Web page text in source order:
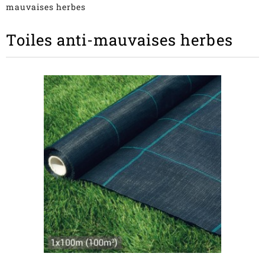
mauvaises herbes
Toiles anti-mauvaises herbes